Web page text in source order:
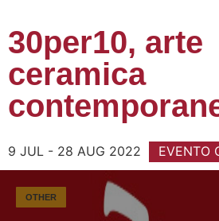
30per10, arte
ceramica
9 JUL - 28 AUG 2022 EVENTO
OTHER